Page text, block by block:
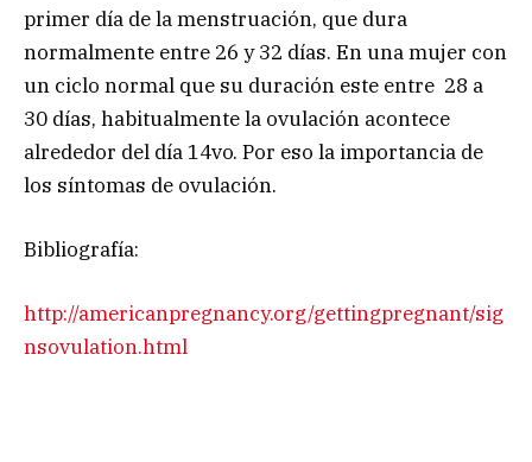
primer día de la menstruación, que dura
normalmente entre 26 y 32 días. En una mujer con
un ciclo normal que su duración este entre 28 a
30 días, habitualmente la ovulación acontece
alrededor del día 14vo. Por eso la importancia de
los síntomas de ovulación.
Bibliografía:
http://americanpregnancy.org/gettingpregnant/sig
nsovulation.html